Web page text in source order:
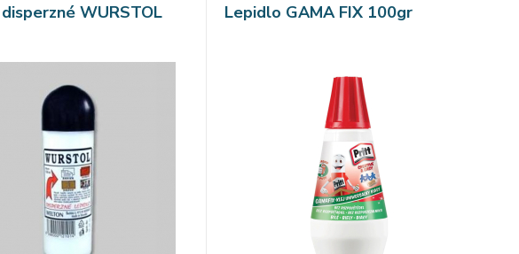
WURSTOL
Lepidlo GAMA FIX 100gr